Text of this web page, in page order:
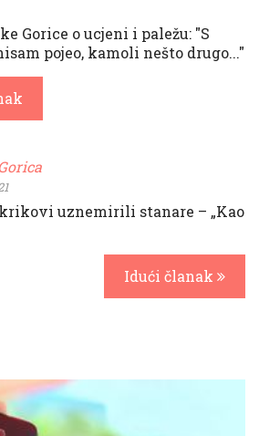
Gorice o ucjeni i paležu: "S
pojeo, kamoli nešto drugo..."
uznemirili stanare – „Kao
Idući članak